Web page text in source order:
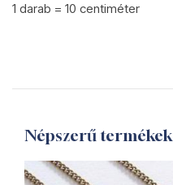
1 darab = 10 centiméter
Népszerű termékek